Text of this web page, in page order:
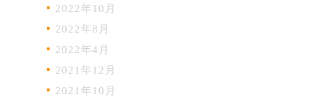
2022年10月
2022年8月
2022年4月
2021年12月
2021年10月